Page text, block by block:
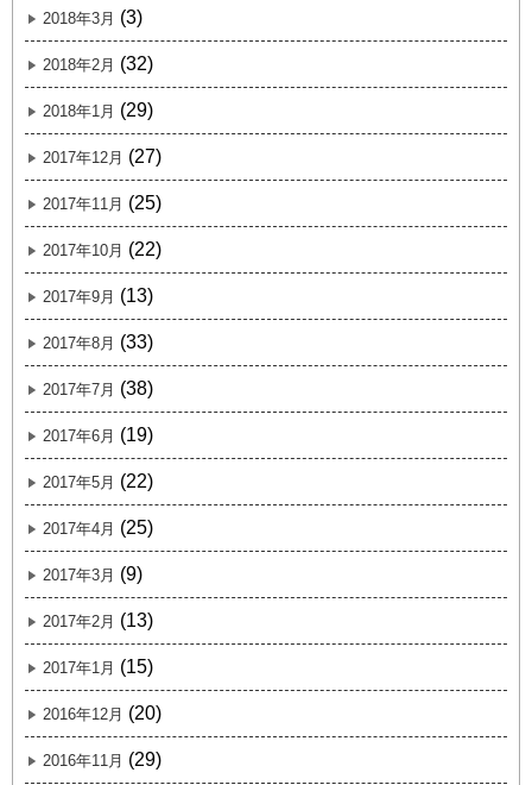
2018年3月 (3)
2018年2月 (32)
2018年1月 (29)
2017年12月 (27)
2017年11月 (25)
2017年10月 (22)
2017年9月 (13)
2017年8月 (33)
2017年7月 (38)
2017年6月 (19)
2017年5月 (22)
2017年4月 (25)
2017年3月 (9)
2017年2月 (13)
2017年1月 (15)
2016年12月 (20)
2016年11月 (29)